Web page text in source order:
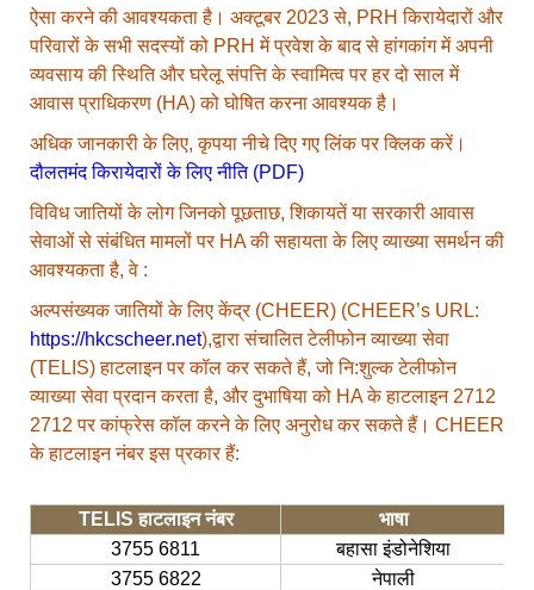
ऐसा करने की आवश्यकता है। अक्टूबर 2023 से, PRH किरायेदारों और
परिवारों के सभी सदस्यों को PRH में प्रवेश के बाद से हांगकांग में अपनी
व्यवसाय की स्थिति और घरेलू संपत्ति के स्वामित्व पर हर दो साल में
आवास प्राधिकरण (HA) को घोषित करना आवश्यक है।
अधिक जानकारी के लिए, कृपया नीचे दिए गए लिंक पर क्लिक करें।
दौलतमंद किरायेदारों के लिए नीति (PDF)
विविध जातियों के लोग जिनको पूछताछ, शिकायतें या सरकारी आवास
सेवाओं से संबंधित मामलों पर HA की सहायता के लिए व्याख्या समर्थन की
आवश्यकता है, वे :
अल्पसंख्यक जातियों के लिए केंद्र (CHEER) (CHEER’s URL:
https://hkcscheer.net),द्वारा संचालित टेलीफोन व्याख्या सेवा
(TELIS) हाटलाइन पर कॉल कर सकते हैं, जो नि:शुल्क टेलीफोन
व्याख्या सेवा प्रदान करता है, और दुभाषिया को HA के हाटलाइन 2712
2712 पर कांफ्रेस कॉल करने के लिए अनुरोध कर सकते हैं। CHEER
के हाटलाइन नंबर इस प्रकार हैं:
TELIS हाटलाइन नंबर
भाषा
3755 6811
बहासा इंडोनेशिया
3755 6822
नेपाली